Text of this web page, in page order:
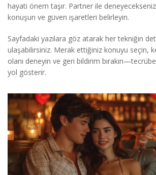
hayati önem taşır. Partner ile deneyecekseniz
konuşun ve güven işaretleri belirleyin.
Sayfadaki yazılara göz atarak her tekniğin
ulaşabilirsiniz. Merak ettiğiniz konuyu seçin,
olanı deneyin ve geri bildirim
yol gösterir.